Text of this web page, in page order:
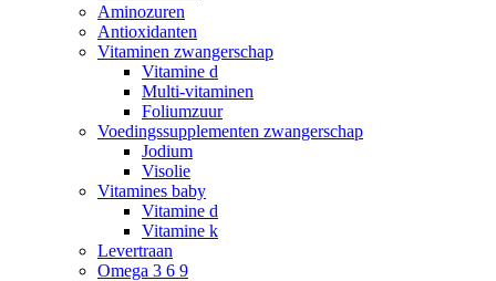
Aminozuren
Antioxidanten
Vitaminen zwangerschap
Vitamine d
Multi-vitaminen
Foliumzuur
Voedingssupplementen zwangerschap
Jodium
Visolie
Vitamines baby
Vitamine d
Vitamine k
Levertraan
Omega 3 6 9